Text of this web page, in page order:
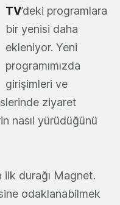
TV’deki programlara
bir yenisi daha
ekleniyor. Yeni
programımızda
girişimleri ve
ziyaret
nasıl yürüdüğünü
ilk durağı Magnet.
odaklanabilmek